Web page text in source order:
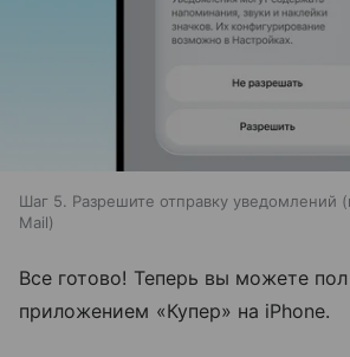
Шаг 5. Разрешите отправку уведомлений
Mail
Все готово! Теперь вы можете
приложением «Купер» на iPhone.